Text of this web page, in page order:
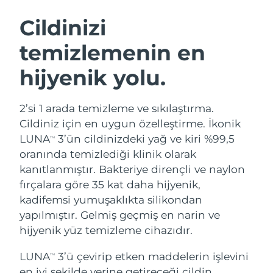
Cildinizi
temizlemenin en
hijyenik yolu.
2’si 1 arada temizleme ve sıkılaştırma.
Cildiniz için en uygun özelleştirme. İkonik
LUNATM
3’ün cildinizdeki yağ ve kiri %99,5
oranında temizlediği klinik olarak
kanıtlanmıştır. Bakteriye dirençli ve naylon
fırçalara göre 35 kat daha hijyenik,
kadifemsi yumuşaklıkta silikondan
yapılmıştır. Gelmiş geçmiş en narin ve
hijyenik yüz temizleme cihazıdır.
LUNATM
3’ü çevirip etken maddelerin işlevini
Yüz temizleme
Anti-aging massage
LUNA™ 4 Plus
Massage, LED heating
LUNA™ 4 Men
For men, anti-aging massage
Yüz sıkılaştırma
Microcurrent toning
BEAR™ 2 go
Microcurrent toning on-the-go
BEAR™ 2 eyes & lips
Microcurrent line smoothing device
Nemlendirme
UFO™ 3 seti
Deep facial hydration
UFO™ 3 LED
device
Ağız bakımı
issa™ 4
Hybrid silicone sonic toothbrush
issa™ 4 plus
FAQ™ YAŞLANMA KARŞITI BAKIM
Yaşlanma karşıtı LED bakım
NEW
Avustralya
Tahmini teslim tarihi
Avusturya
Bahreyn
Tahmini teslim tarihi
11/08/2026
Belçika
Tahmini teslim tarihi
10/08/2026
Bermuda
Tahmini teslim tarihi
Bosna-Hersek
Tahmini teslim tarihi
Tahmini teslim tarihi